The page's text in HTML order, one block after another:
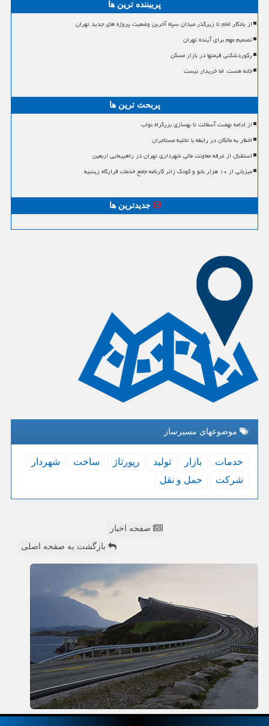
پربیننده ترین ها
از یادگار امام تا زیرگذر میدان سپاه آخرین وضعیت پروژه های جدید تهران
تصمیم مهم برای آینده تهران
رکوردشکنی قیمتها در بازار مسکن
خانه هست، اما خریدار نیست
پربحث ترین ها
از ادامه نهضت آسفالت تا بهسازی بزرگراه نواب
اخطار به مالکان در رابطه با تخلیه مستأجران
استقبال از غرفه معاونت مالی شهرداری تهران در راهپیمایی اربعین
میزبانی از ۱۰ هزار بانو و کودک زائر کارنامه جامع خدمات قرارگاه زینبیه
جدیدترین ها
موضوعهای مسیرساز
خدمات بازار تولید رپورتاژ ساخت
شهردار
شركت
حمل و نقل
صفحه اخبار
بازگشت به صفحه اصلی